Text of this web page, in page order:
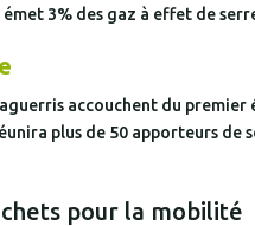
3% des gaz à effet de
accouchent du
plus de 50 apporteurs
pour la mobilité